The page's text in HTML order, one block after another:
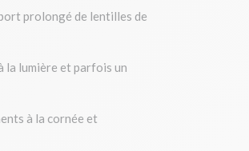
prolongé de lentilles de
la lumière et parfois un
à la cornée et